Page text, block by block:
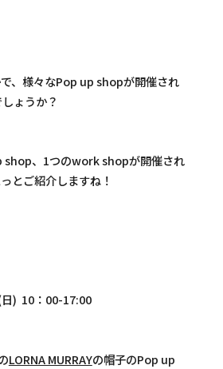
、様々なPop up shopが開催され
ょうか？
shop、1つのwork shopが開催され
とご紹介しますね！
) 10：00-17:00
LORNA MURRAYの帽子のPop up